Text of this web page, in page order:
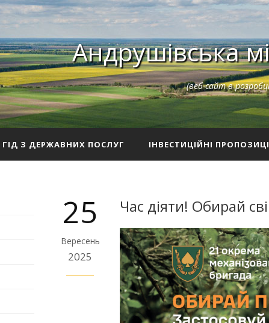
Андрушівська
(веб-сайт в
ГІД З ДЕРЖАВНИХ ПОСЛУГ ІНВЕСТИЦІЙНІ
25
Вересень
2025
Час діяти! Обирай